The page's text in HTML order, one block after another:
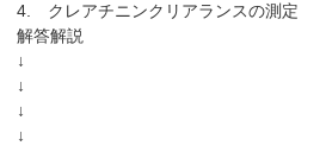
4. クレアチニンクリアランスの測定
解答解説
↓
↓
↓
↓